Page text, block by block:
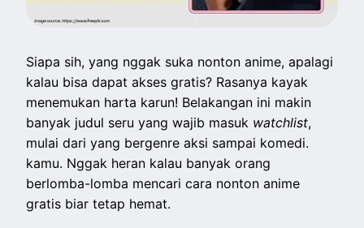
Siapa sih, yang nggak suka nonton anime, apalagi
kalau bisa dapat akses gratis? Rasanya kayak
menemukan harta karun! Belakangan ini makin
banyak judul seru yang wajib masuk watchlist,
mulai dari yang bergenre aksi sampai komedi.
kamu. Nggak heran kalau banyak orang
berlomba-lomba mencari cara nonton anime
gratis biar tetap hemat.